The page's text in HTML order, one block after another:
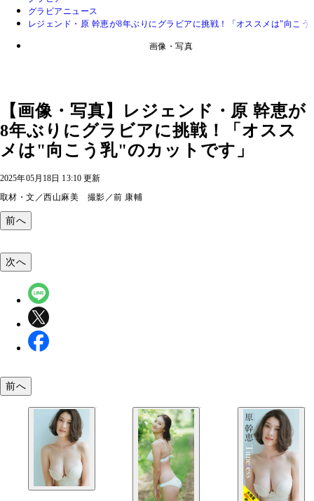
グラビアニュース
レジェンド・原 幹恵が8年ぶりにグラビアに挑戦！「オススメは"向こう
画像・写真
【画像・写真】レジェンド・原 幹恵が
8年ぶりにグラビアに挑戦！「オスス
メは"向こう乳"のカットです」
2025年05月18日 13:10 更新
取材・文／西山麻美 撮影／前 康輔
前へ
次へ
前へ